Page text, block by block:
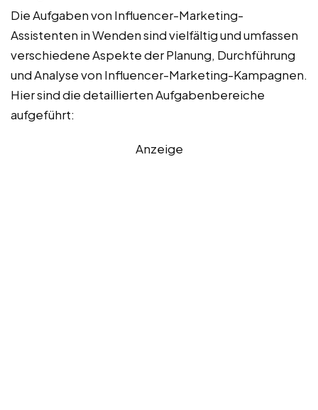
Die Aufgaben von Influencer-Marketing-
Assistenten in Wenden sind vielfältig und umfassen
verschiedene Aspekte der Planung, Durchführung
und Analyse von Influencer-Marketing-Kampagnen.
Hier sind die detaillierten Aufgabenbereiche
aufgeführt:
Anzeige